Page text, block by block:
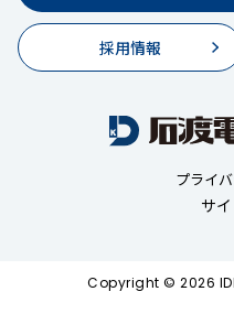
採用情報
プライ
サ
Copyright © 2026